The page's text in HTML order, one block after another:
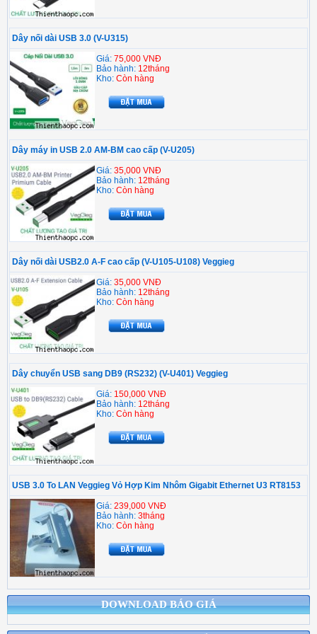
DOWNLOAD BÁO GIÁ
Dây nối dài USB 3.0 (V-U315)
Giá: 75,000 VNĐ
Bảo hành: 12tháng
Kho: Còn hàng
Dây máy in USB 2.0 AM-BM cao cấp (V-U205)
Giá: 35,000 VNĐ
Bảo hành: 12tháng
Kho: Còn hàng
Dây nối dài USB2.0 A-F cao cấp (V-U105-U108) Veggieg
Giá: 35,000 VNĐ
Bảo hành: 12tháng
Kho: Còn hàng
Dây chuyển USB sang DB9 (RS232) (V-U401) Veggieg
Giá: 150,000 VNĐ
Bảo hành: 12tháng
Kho: Còn hàng
USB 3.0 To LAN Veggieg Vỏ Hợp Kim Nhôm Gigabit Ethernet U3 RT8153
Giá: 239,000 VNĐ
Bảo hành: 3tháng
Kho: Còn hàng